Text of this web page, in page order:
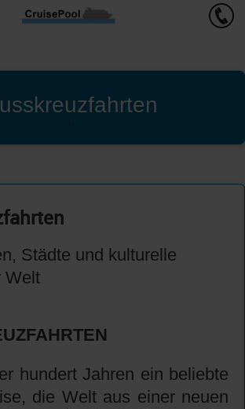
'
Städte und kulturelle
Welt
hundert Jahren ein beliebte
die Welt aus einer neuen